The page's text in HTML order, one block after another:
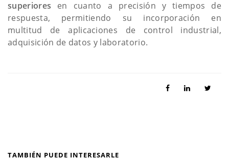
superiores en cuanto a precisión y tiempos de
respuesta, permitiendo su incorporación en
multitud de aplicaciones de control industrial,
adquisición de datos y laboratorio.
TAMBIÉN PUEDE INTERESARLE